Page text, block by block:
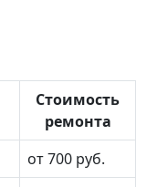
Стоимость
ремонта
от 700 руб.